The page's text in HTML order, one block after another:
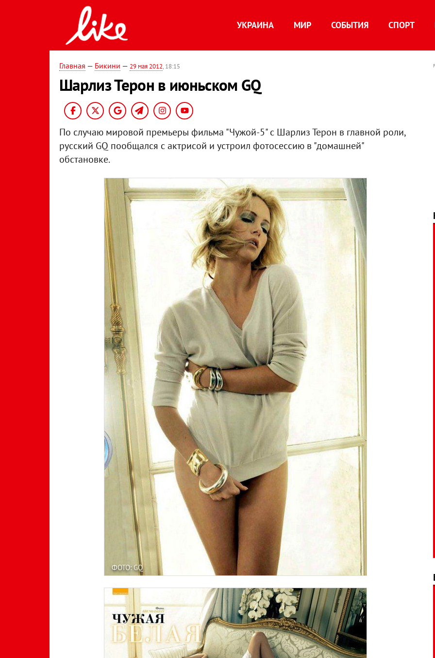
УКРАИНА МИР СОБЫТИЯ СПОРТ
Главная — Бикини — 29 мая 2012, 18:15
Шарлиз Терон в июньском GQ
По случаю мировой премьеры фильма "Чужой-5" с Шарлиз Терон в главной роли,
русский GQ пообщался с актрисой и устроил фотосессию в "домашней"
обстановке.
ФОТО: GQ